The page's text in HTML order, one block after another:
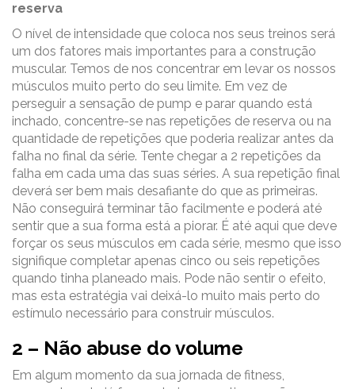
reserva
O nível de intensidade que coloca nos seus treinos será
um dos fatores mais importantes para a construção
muscular. Temos de nos concentrar em levar os nossos
músculos muito perto do seu limite. Em vez de
perseguir a sensação de pump e parar quando está
inchado, concentre-se nas repetições de reserva ou na
quantidade de repetições que poderia realizar antes da
falha no final da série. Tente chegar a 2 repetições da
falha em cada uma das suas séries. A sua repetição final
deverá ser bem mais desafiante do que as primeiras.
Não conseguirá terminar tão facilmente e poderá até
sentir que a sua forma está a piorar. É até aqui que deve
forçar os seus músculos em cada série, mesmo que isso
signifique completar apenas cinco ou seis repetições
quando tinha planeado mais. Pode não sentir o efeito,
mas esta estratégia vai deixá-lo muito mais perto do
estímulo necessário para construir músculos.
2 – Não abuse do volume
Em algum momento da sua jornada de fitness,